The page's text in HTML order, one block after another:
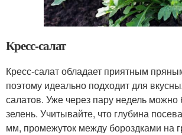
Кресс-салат
Кресс-салат обладает приятным
поэтому идеально подходит для
салатов. Уже через пару недель можно
зелень. Учитывайте, что глубина
мм, промежуток между бороздками на